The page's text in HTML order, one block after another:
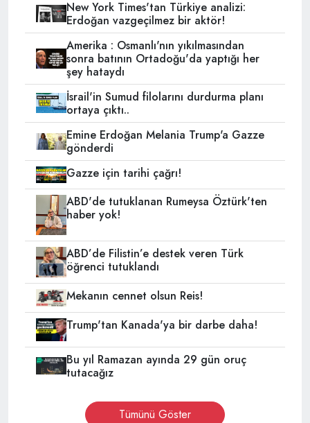
New York Times'tan Türkiye analizi:
Erdoğan vazgeçilmez bir aktör!
Amerika : Osmanlı'nın yıkılmasından
sonra batının Ortadoğu'da yaptığı her
şey hataydı
İsrail'in Sumud filolarını durdurma planı
ortaya çıktı..
Emine Erdoğan Melania Trump'a Gazze
gönderdi
Gazze için tarihi çağrı!
ABD'de tutuklanan Rumeysa Öztürk'ten
haber yok!
ABD’de Filistin’e destek veren Türk
öğrenci tutuklandı
Mekanın cennet olsun Reis!
Trump'tan Kanada'ya bir darbe daha!
Bu yıl Ramazan ayında 29 gün oruç
tutacağız
Tümünü Göster